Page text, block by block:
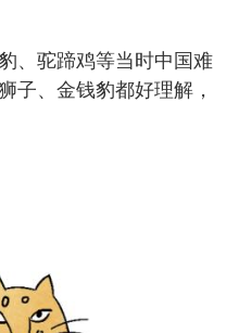
、驼蹄鸡等当时中国难
子、金钱豹都好理解，